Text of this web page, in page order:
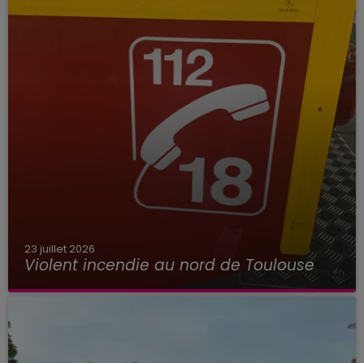
23 juillet 2026
Violent incendie au nord de Toulouse